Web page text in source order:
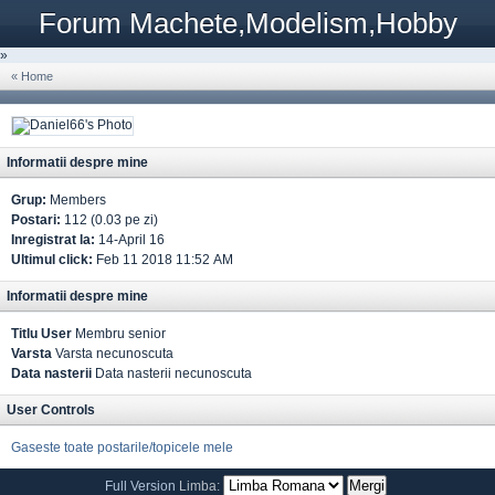
Forum Machete,Modelism,Hobby
»
« Home
Informatii despre mine
Grup: Members
Postari: 112 (0.03 pe zi)
Inregistrat la: 14-April 16
Ultimul click: Feb 11 2018 11:52 AM
Informatii despre mine
Titlu User Membru senior
Varsta Varsta necunoscuta
Data nasterii Data nasterii necunoscuta
User Controls
Gaseste toate postarile/topicele mele
Full Version Limba: